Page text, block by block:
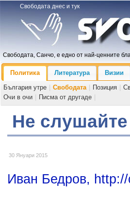
Свободата днес и тук
Свободата, Санчо, е едно от най-ценните
Политика Литература Визии
България утре
Свободата Позиция
Очи в очи
Писма от другаде
Не слушайте
30 Януари 2015
Иван Бедров,